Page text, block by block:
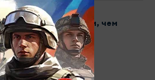
рассказали, чем